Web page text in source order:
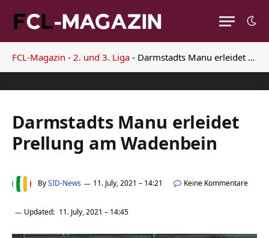
FCL-Magazin - 2. und 3. Liga - Darmstadts Manu erleidet Prellung am Wadenbein
Darmstadts Manu erleidet
Prellung am Wadenbein
BySID-News 11. July, 2021 – 14:21 Keine Kommentare
Updated: 11. July, 2021 – 14:45